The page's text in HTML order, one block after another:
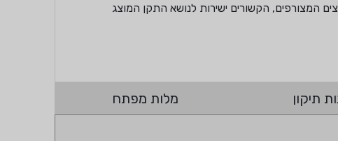
המצורפים, הקשורים ישירות לנושא התקן המוצג
תיקון מלות מפתח